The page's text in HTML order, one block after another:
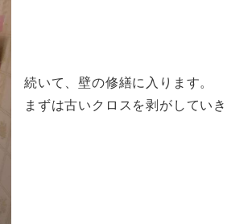
続いて、壁の修繕に入ります。
まずは古いクロスを剥がしていき